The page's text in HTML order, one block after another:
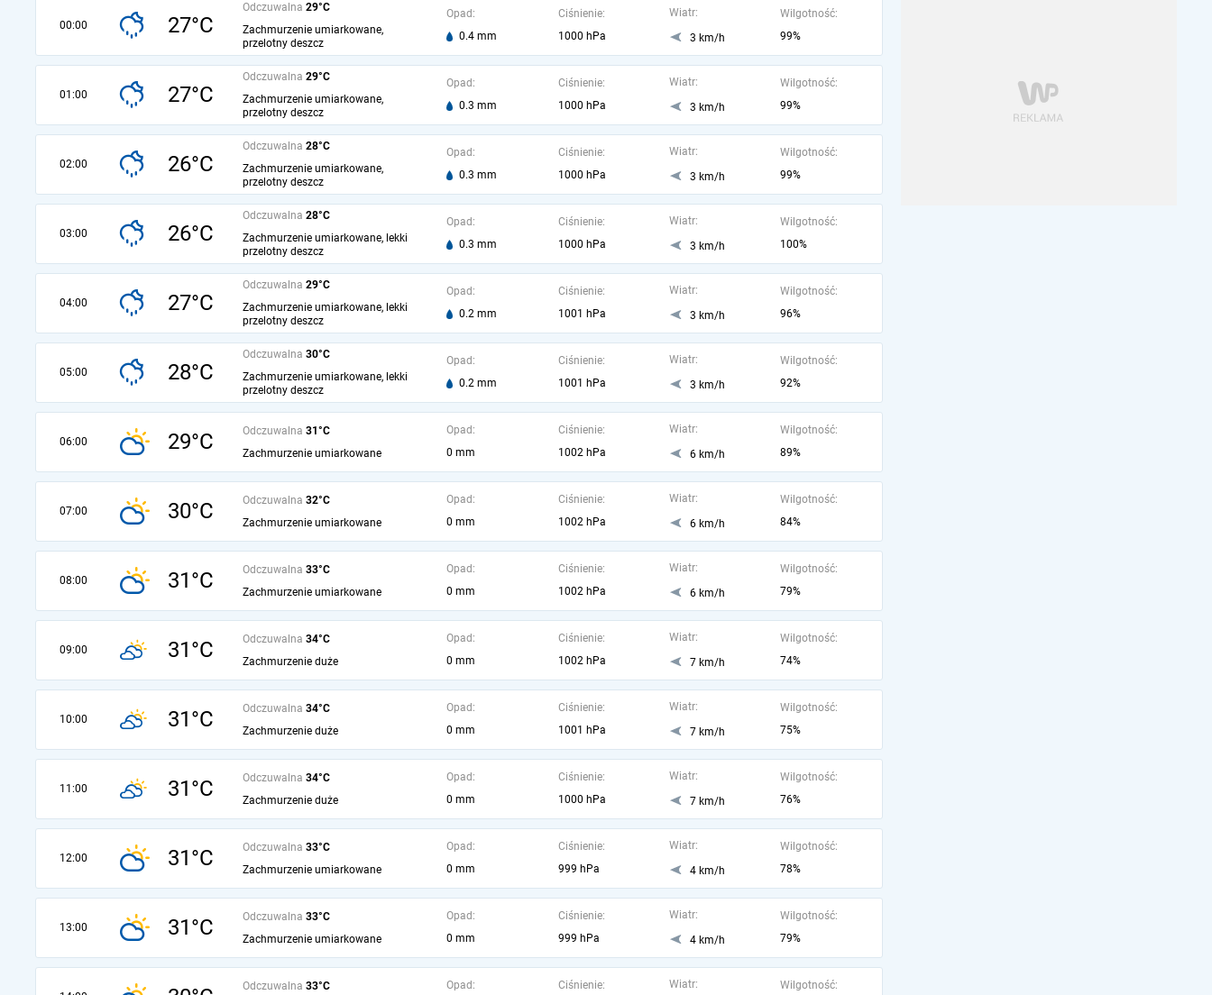
00:00 27°C
Odczuwalna 29°C
Zachmurzenie umiarkowane,
przelotny deszcz
Opad:
0.4 mm
Ciśnienie:
1000 hPa
Wiatr:
3 km/h
Wilgotność:
99%
01:00 27°C
Odczuwalna 29°C
Zachmurzenie umiarkowane,
przelotny deszcz
Opad:
0.3 mm
Ciśnienie:
1000 hPa
Wiatr:
3 km/h
Wilgotność:
99%
02:00 26°C
Odczuwalna 28°C
Zachmurzenie umiarkowane,
przelotny deszcz
Opad:
0.3 mm
Ciśnienie:
1000 hPa
Wiatr:
3 km/h
Wilgotność:
99%
03:00 26°C
Odczuwalna 28°C
Zachmurzenie umiarkowane, lekki
przelotny deszcz
Opad:
0.3 mm
Ciśnienie:
1000 hPa
Wiatr:
3 km/h
Wilgotność:
100%
04:00 27°C
Odczuwalna 29°C
Zachmurzenie umiarkowane, lekki
przelotny deszcz
Opad:
0.2 mm
Ciśnienie:
1001 hPa
Wiatr:
3 km/h
Wilgotność:
96%
05:00 28°C
Odczuwalna 30°C
Zachmurzenie umiarkowane, lekki
przelotny deszcz
Opad:
0.2 mm
Ciśnienie:
1001 hPa
Wiatr:
3 km/h
Wilgotność:
92%
06:00 29°C Odczuwalna 31°C
Zachmurzenie umiarkowane
Opad:
0 mm
Ciśnienie:
1002 hPa
Wiatr:
6 km/h
Wilgotność:
89%
07:00 30°C Odczuwalna 32°C
Zachmurzenie umiarkowane
Opad:
0 mm
Ciśnienie:
1002 hPa
Wiatr:
6 km/h
Wilgotność:
84%
08:00 31°C Odczuwalna 33°C
Zachmurzenie umiarkowane
Opad:
0 mm
Ciśnienie:
1002 hPa
Wiatr:
6 km/h
Wilgotność:
79%
09:00 31°C Odczuwalna 34°C
Zachmurzenie duże
Opad:
0 mm
Ciśnienie:
1002 hPa
Wiatr:
7 km/h
Wilgotność:
74%
10:00 31°C Odczuwalna 34°C
Zachmurzenie duże
Opad:
0 mm
Ciśnienie:
1001 hPa
Wiatr:
7 km/h
Wilgotność:
75%
11:00 31°C Odczuwalna 34°C
Zachmurzenie duże
Opad:
0 mm
Ciśnienie:
1000 hPa
Wiatr:
7 km/h
Wilgotność:
76%
12:00 31°C Odczuwalna 33°C
Zachmurzenie umiarkowane
Opad:
0 mm
Ciśnienie:
999 hPa
Wiatr:
4 km/h
Wilgotność:
78%
13:00 31°C Odczuwalna 33°C
Zachmurzenie umiarkowane
Opad:
0 mm
Ciśnienie:
999 hPa
Wiatr:
4 km/h
Wilgotność:
79%
Odczuwalna 33°C Opad: Ciśnienie: Wiatr: Wilgotność: